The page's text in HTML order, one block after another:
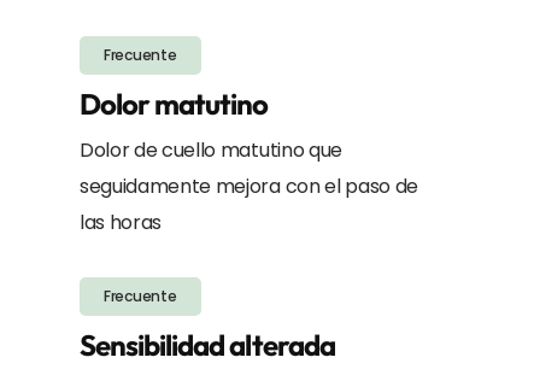
Frecuente
Dolor matutino
Dolor de cuello matutino que
seguidamente mejora con el paso de
las horas
Frecuente
Sensibilidad alterada